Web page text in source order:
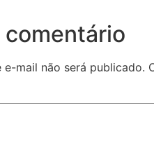
comentário
e-mail não será publicado.